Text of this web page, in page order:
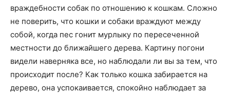
враждебности собак по отношению к кошкам. Сложно
не поверить, что кошки и собаки враждуют между
собой, когда пес гонит мурлыку по пересеченной
местности до ближайшего дерева. Картину погони
видели наверняка все, но наблюдали ли вы за тем, что
происходит после? Как только кошка забирается на
дерево, она успокаивается, спокойно наблюдает за